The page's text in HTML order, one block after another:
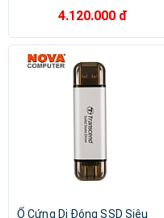
năm Hàng chính hãng 1 đổi 1
4.120.000 đ
Ổ Cứng Di Động SSD Siêu